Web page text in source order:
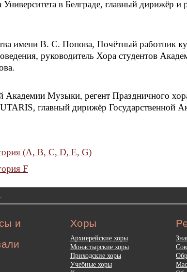
в Белграде, главный дирижёр и
имени В. С. Попова, Почётный работник
руководитель Хора студентов
Академии Музыки, регент Праздничного
главный дирижёр Государственной
(A, B, C, D, E, G)
F
и
Хоры
Архиерейские хоры
Монастырские хоры
Приходские хоры
Учебные хоры